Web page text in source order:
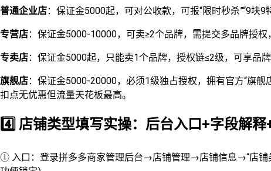
普通企业店：保证金5000起，可对公收款，可报“限时秒杀”“9块
专营店：保证金5000-10000，可卖≥2个品牌，需提交多品牌授权
专卖店：保证金5000起，只能卖1个品牌，授权链≤2级，可享品
旗舰店：保证金5000-20000，必须1级独占授权，拥有官方“旗
扣点无优惠但流量天花板最高。
4️⃣ 店铺类型填写实操：后台入口+字段解
① 入口：登录拼多多商家管理后台→店铺管理→店铺信息→“店铺